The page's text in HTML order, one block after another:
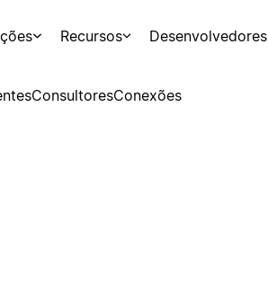
Recursos Desenvolvedores
ConsultoresConexões